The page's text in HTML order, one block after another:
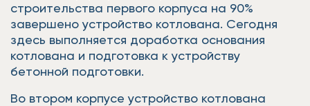
строительства первого корпуса на 90%
завершено устройство котлована. Сегодня
здесь выполняется доработка основания
котлована и подготовка к устройству
бетонной подготовки.
Во втором корпусе устройство котлована